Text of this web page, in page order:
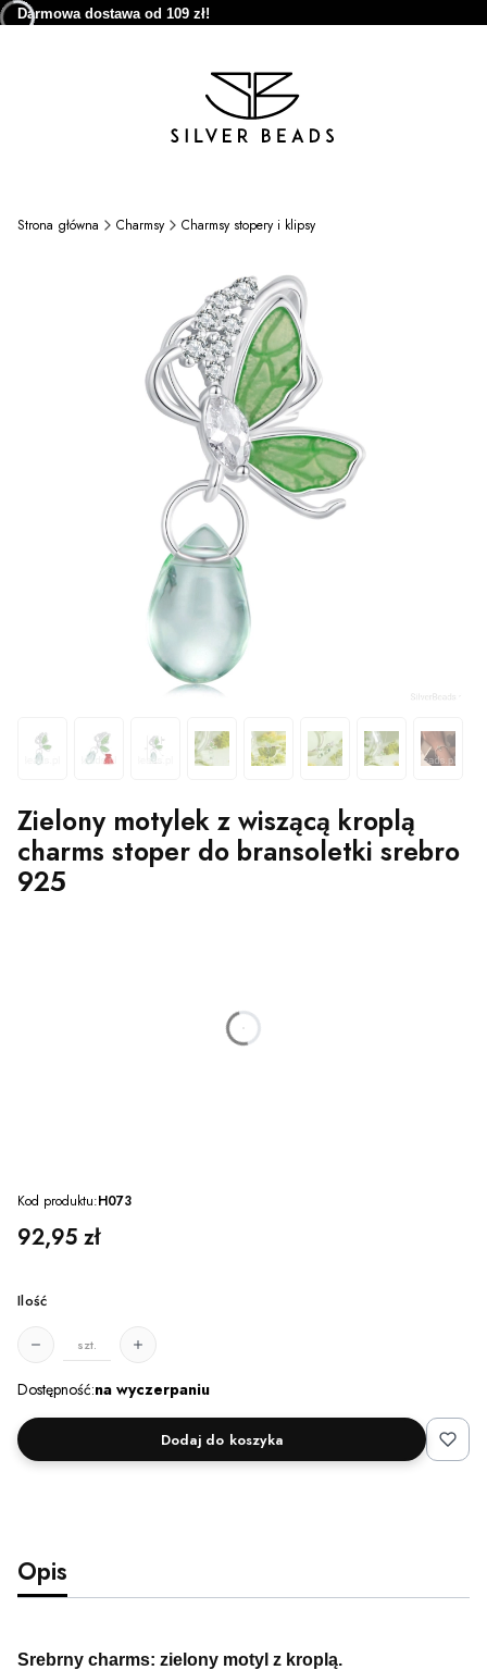
Darmowa dostawa od 109 zł!
Strona główna Charmsy Charmsy stopery i klipsy
Zielony motylek z wiszącą kroplą
charms stoper do bransoletki srebro
925
godzin
Kod produktu:H073
Cena
92,95 zł
Ilość
szt.
Dostępność:na wyczerpaniu
Dodaj do koszyka
Opis
Srebrny charms: zielony motyl z kroplą.